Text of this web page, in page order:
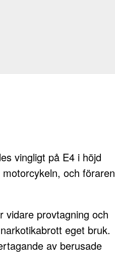
vingligt på E4 i höjd
och föraren
vidare provtagning och
eget bruk.
av berusade